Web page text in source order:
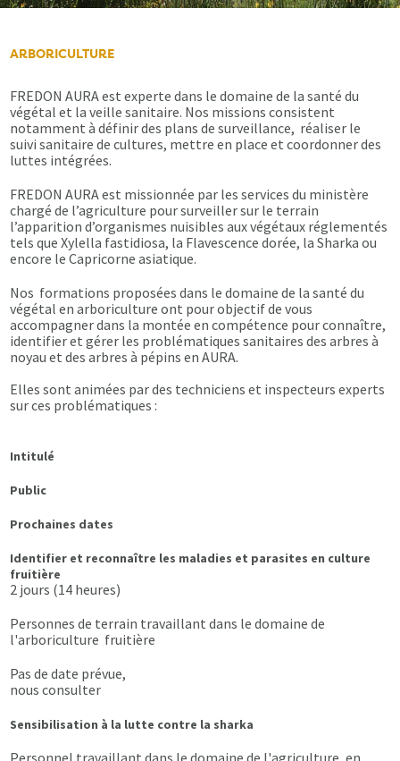
ARBORICULTURE
FREDON AURA est experte dans le domaine de la santé du
végétal et la veille sanitaire. Nos missions consistent
notamment à définir des plans de surveillance, réaliser le
suivi sanitaire de cultures, mettre en place et coordonner des
luttes intégrées.
FREDON AURA est missionnée par les services du ministère
chargé de l’agriculture pour surveiller sur le terrain
l’apparition d’organismes nuisibles aux végétaux réglementés
tels que Xylella fastidiosa, la Flavescence dorée, la Sharka ou
encore le Capricorne asiatique.
Nos formations proposées dans le domaine de la santé du
végétal en arboriculture ont pour objectif de vous
accompagner dans la montée en compétence pour connaître,
identifier et gérer les problématiques sanitaires des arbres à
noyau et des arbres à pépins en AURA.
Elles sont animées par des techniciens et inspecteurs experts
sur ces problématiques :
Intitulé
Public
Prochaines dates
Identifier et reconnaître les maladies et parasites en culture
fruitière
2 jours (14 heures)
Personnes de terrain travaillant dans le domaine de
l'arboriculture fruitière
Pas de date prévue,
nous consulter
Sensibilisation à la lutte contre la sharka